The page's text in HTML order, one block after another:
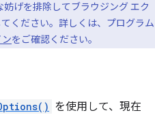
げを排除してブラウジング エク
ください。詳しくは、プログラム
をご確認ください。
を使用して、現在